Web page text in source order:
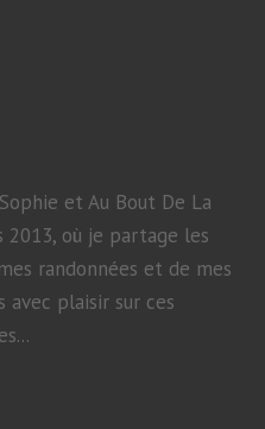
et Au Bout De La
2013, où je partage les
randonnées et de mes
avec plaisir sur ces